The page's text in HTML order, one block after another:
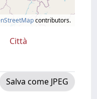
contributors.
Città
Salva come JPEG